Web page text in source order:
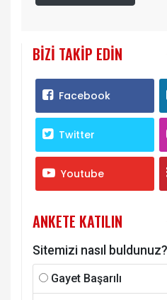
BIZI TAKIP EDIN
Facebook
Twitter
Youtube
ANKETE KATILIN
Sitemizi nasıl buldunuz?
Gayet Başarılı